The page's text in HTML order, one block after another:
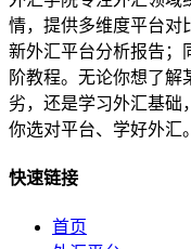
情，提供多维度平台对
新外汇平台分析报告；
阶教程。无论你想了
劣，还是学习外汇基础
你选对平台、学好外汇。
快速链接
首页